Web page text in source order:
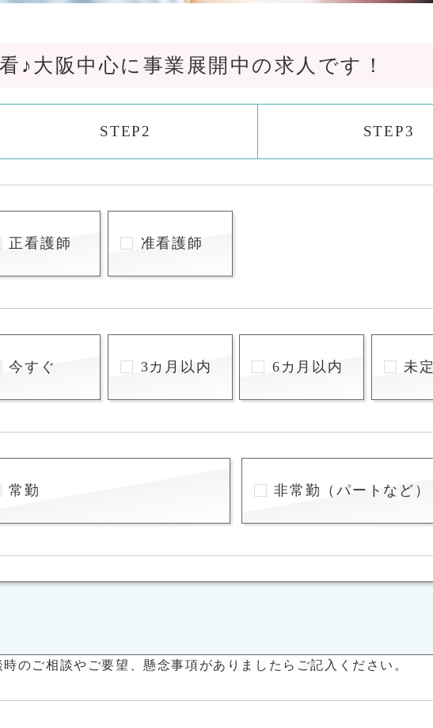
♪大阪中心に事業展開中の求人です！
STEP2 STEP3
正看護師 准看護師
今すぐ 3カ月以内 6カ月以内 未定
常勤 非常勤（パートなど）
時のご相談やご要望、懸念事項がありましたらご記入ください。